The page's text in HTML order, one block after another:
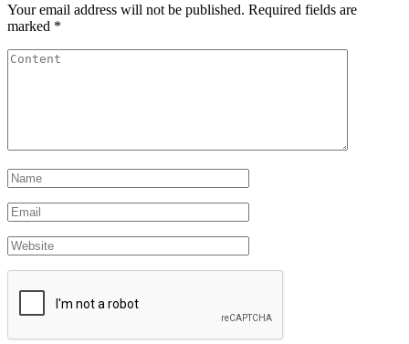
Your email address will not be published. Required fields are
marked *